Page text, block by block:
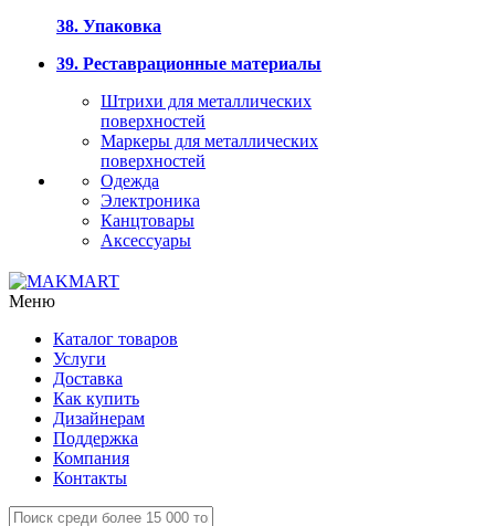
38. Упаковка
39. Реставрационные материалы
Штрихи для металлических
поверхностей
Маркеры для металлических
поверхностей
Одежда
Электроника
Канцтовары
Аксессуары
Меню
Каталог товаров
Услуги
Доставка
Как купить
Дизайнерам
Поддержка
Компания
Контакты